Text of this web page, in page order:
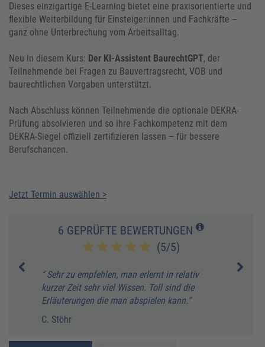
Dieses einzigartige E-Learning bietet eine praxisorientierte und
flexible Weiterbildung für Einsteiger:innen und Fachkräfte –
ganz ohne Unterbrechung vom Arbeitsalltag.
Neu in diesem Kurs: Der KI-Assistent BaurechtGPT, der
Teilnehmende bei Fragen zu Bauvertragsrecht, VOB und
baurechtlichen Vorgaben unterstützt.
Nach Abschluss können Teilnehmende die optionale DEKRA-
Prüfung absolvieren und so ihre Fachkompetenz mit dem
DEKRA-Siegel offiziell zertifizieren lassen – für bessere
Berufschancen.
Jetzt Termin auswählen >
6 GEPRÜFTE BEWERTUNGEN
(5/5)
" Sehr zu empfehlen, man erlernt in relativ
kurzer Zeit sehr viel Wissen. Toll sind die
Erläuterungen die man abspielen kann."
C. Stöhr